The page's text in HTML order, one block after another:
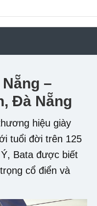
–
Đà Nẵng
hiệu giày
tuổi đời trên 125
Bata được biết
cổ điển và